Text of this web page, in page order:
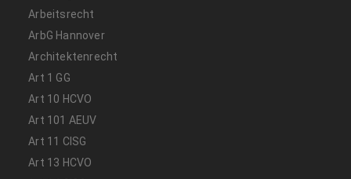
Arbeitsrecht
ArbG Hannover
Architektenrecht
Art 1 GG
Art 10 HCVO
Art 101 AEUV
Art 11 CISG
Art 13 HCVO